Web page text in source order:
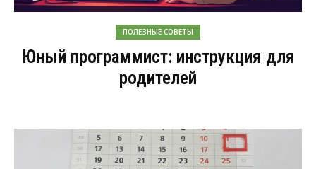
ПОЛЕЗНЫЕ СОВЕТЫ
Юный программист: инструкция для
родителей